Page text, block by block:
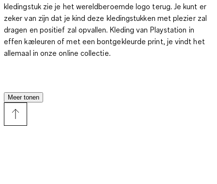
kledingstuk zie je het wereldberoemde logo terug. Je kunt er
zeker van zijn dat je kind deze kledingstukken met plezier zal
dragen en positief zal opvallen. Kleding van Playstation in
effen kæleuren of met een bontgekleurde print, je vindt het
allemaal in onze online collectie.
Val op met leuke Playstation kleding van C&A
Meer tonen